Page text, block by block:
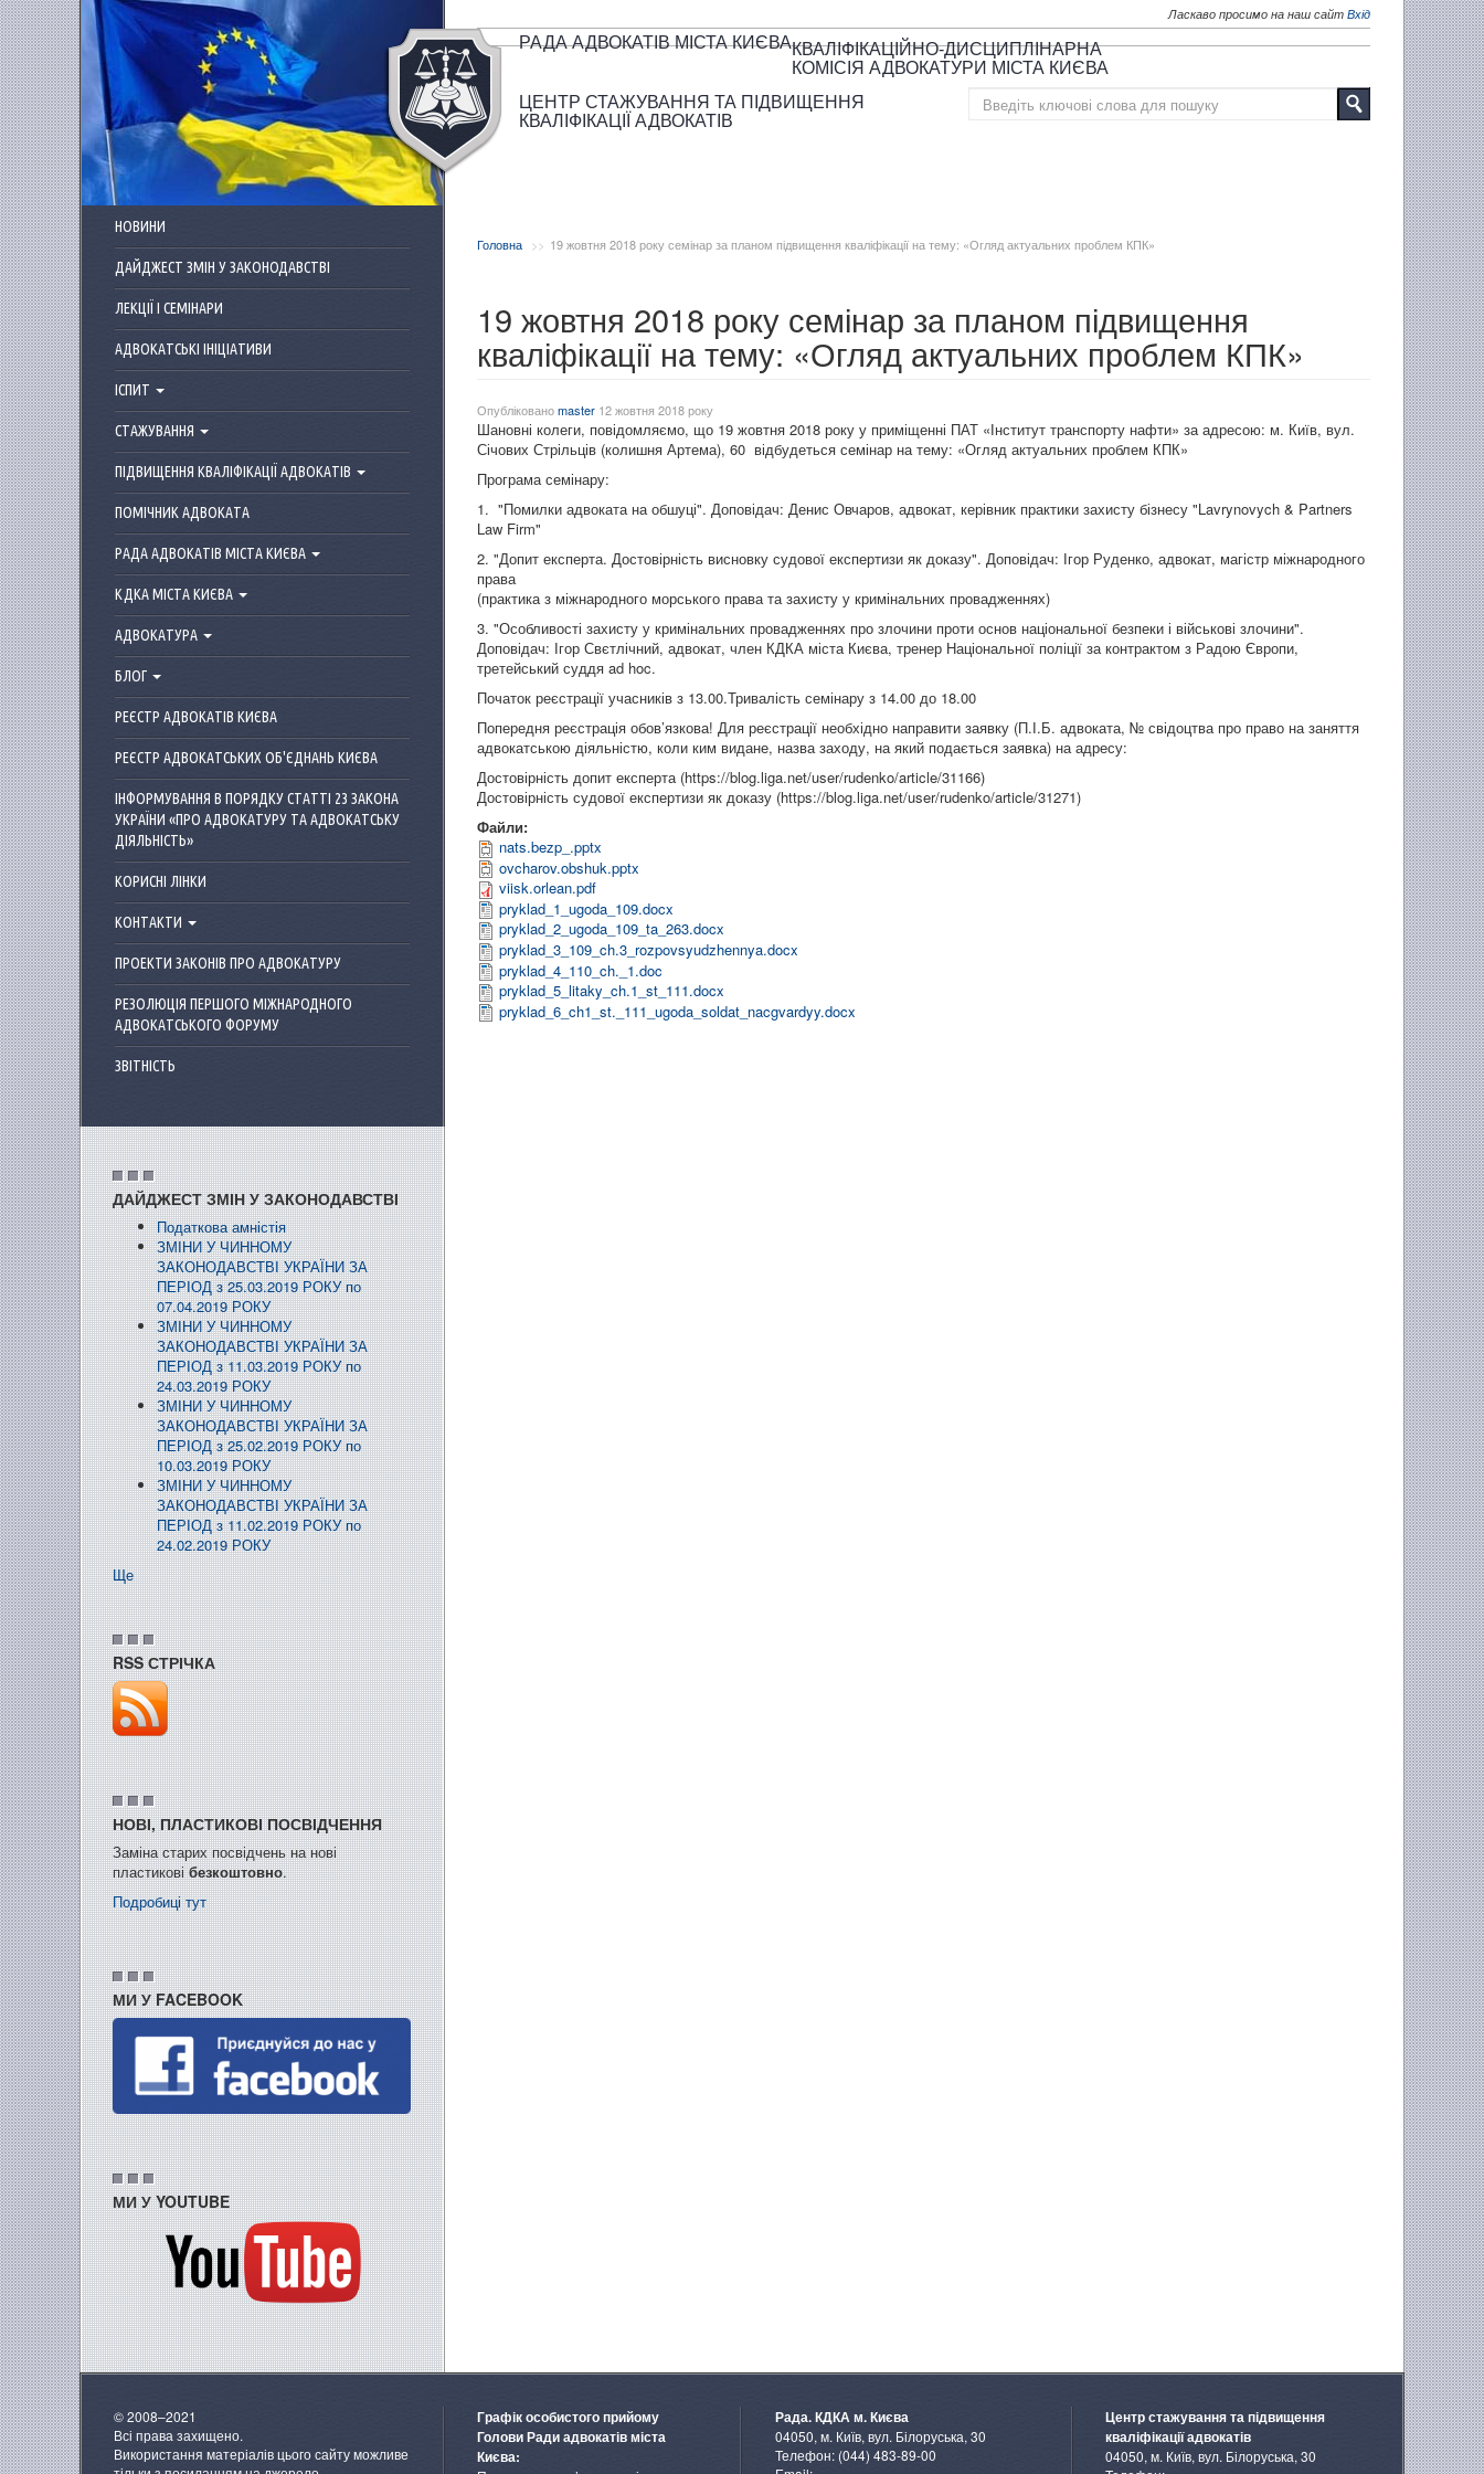
Перейти до основного матеріалу Ласкаво просимо на наш сайт Вхід
РАДА АДВОКАТІВ МІСТА КИЄВАКВАЛІФІКАЦІЙНО-ДИСЦИПЛІНАРНА
КОМІСІЯ АДВОКАТУРИ МІСТА КИЄВА
ЦЕНТР СТАЖУВАННЯ ТА ПІДВИЩЕННЯ
КВАЛІФІКАЦІЇ АДВОКАТІВ
НОВИНИ
ДАЙДЖЕСТ ЗМІН У ЗАКОНОДАВСТВІ
ЛЕКЦІЇ І СЕМІНАРИ
АДВОКАТСЬКІ ІНІЦІАТИВИ
ІСПИТ
СТАЖУВАННЯ
ПІДВИЩЕННЯ КВАЛІФІКАЦІЇ АДВОКАТІВ
ПОМІЧНИК АДВОКАТА
РАДА АДВОКАТІВ МІСТА КИЄВА
КДКА МІСТА КИЄВА
АДВОКАТУРА
БЛОГ
РЕЄСТР АДВОКАТІВ КИЄВА
РЕЄСТР АДВОКАТСЬКИХ ОБ'ЄДНАНЬ КИЄВА
ІНФОРМУВАННЯ В ПОРЯДКУ СТАТТІ 23 ЗАКОНА
УКРАЇНИ «ПРО АДВОКАТУРУ ТА АДВОКАТСЬКУ
ДІЯЛЬНІСТЬ»
КОРИСНІ ЛІНКИ
КОНТАКТИ
ПРОЕКТИ ЗАКОНІВ ПРО АДВОКАТУРУ
РЕЗОЛЮЦІЯ ПЕРШОГО МІЖНАРОДНОГО
АДВОКАТСЬКОГО ФОРУМУ
ЗВІТНІСТЬ
ДАЙДЖЕСТ ЗМІН У ЗАКОНОДАВСТВІ
Податкова амністія
ЗМІНИ У ЧИННОМУ
ЗАКОНОДАВСТВІ УКРАЇНИ ЗА
ПЕРІОД з 25.03.2019 РОКУ по
07.04.2019 РОКУ
ЗМІНИ У ЧИННОМУ
ЗАКОНОДАВСТВІ УКРАЇНИ ЗА
ПЕРІОД з 11.03.2019 РОКУ по
24.03.2019 РОКУ
ЗМІНИ У ЧИННОМУ
ЗАКОНОДАВСТВІ УКРАЇНИ ЗА
ПЕРІОД з 25.02.2019 РОКУ по
10.03.2019 РОКУ
ЗМІНИ У ЧИННОМУ
ЗАКОНОДАВСТВІ УКРАЇНИ ЗА
ПЕРІОД з 11.02.2019 РОКУ по
24.02.2019 РОКУ
Ще
RSS СТРІЧКА
НОВІ, ПЛАСТИКОВІ ПОСВІДЧЕННЯ
Заміна старих посвідчень на нові
пластиковібезкоштовно.
Подробиці тут
МИ У FACEBOOK
МИ У YOUTUBE
Головна 19 жовтня 2018 року семінар за планом підвищення кваліфікації на тему: «Огляд актуальних проблем КПК»
19 жовтня 2018 року семінар за планом підвищення
кваліфікації на тему: «Огляд актуальних проблем КПК»
Опублікованоmaster12 жовтня 2018 року
Шановні колеги, повідомляємо, що 19 жовтня 2018 року у приміщенні ПАТ «Інститут транспорту нафти» за адресою: м. Київ, вул.
Січових Стрільців (колишня Артема), 60 відбудеться семінар на тему: «Огляд актуальних проблем КПК»
Програма семінару:
1. "Помилки адвоката на обшуці". Доповідач: Денис Овчаров, адвокат, керівник практики захисту бізнесу "Lavrynovych & Partners
Law Firm"
2. "Допит експерта. Достовірність висновку судової експертизи як доказу". Доповідач: Ігор Руденко, адвокат, магістр міжнародного
права
(практика з міжнародного морського права та захисту у кримінальних провадженнях)
3. "Особливості захисту у кримінальних провадженнях про злочини проти основ національної безпеки і військові злочини".
Доповідач: Ігор Свєтлічний, адвокат, член КДКА міста Києва, тренер Національної поліції за контрактом з Радою Європи,
третейський суддя ad hoc.
Початок реєстрації учасників з 13.00.Тривалість семінару з 14.00 до 18.00
Попередня реєстрація обов’язкова! Для реєстрації необхідно направити заявку (П.І.Б. адвоката, № свідоцтва про право на заняття
адвокатською діяльністю, коли ким видане, назва заходу, на який подається заявка) на адресу:
Достовірність допит експерта (https://blog.liga.net/user/rudenko/article/31166)
Достовірність судової експертизи як доказу (https://blog.liga.net/user/rudenko/article/31271)
Файли:
nats.bezp_.pptx
ovcharov.obshuk.pptx
viisk.orlean.pdf
pryklad_1_ugoda_109.docx
pryklad_2_ugoda_109_ta_263.docx
pryklad_3_109_ch.3_rozpovsyudzhennya.docx
pryklad_4_110_ch._1.doc
pryklad_5_litaky_ch.1_st_111.docx
pryklad_6_ch1_st._111_ugoda_soldat_nacgvardyy.docx
© 2008–2021
Всі права захищено.
Використання матеріалів цього сайту можливе
Графік особистого прийому
Голови Ради адвокатів міста
Києва:
Рада. КДКА м. Києва
04050, м. Київ, вул. Білоруська, 30
Телефон: (044) 483-89-00
Центр стажування та підвищення
кваліфікації адвокатів
04050, м. Київ, вул. Білоруська, 30